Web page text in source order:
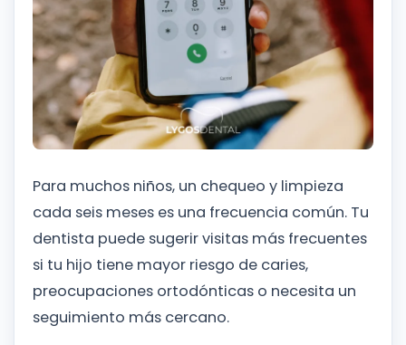
Para muchos niños, un chequeo y limpieza
cada seis meses es una frecuencia común. Tu
dentista puede sugerir visitas más frecuentes
si tu hijo tiene mayor riesgo de caries,
preocupaciones ortodónticas o necesita un
seguimiento más cercano.